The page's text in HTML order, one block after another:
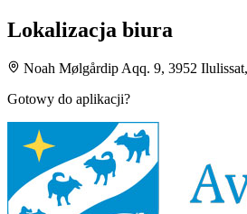
Lokalizacja biura
Noah Mølgårdip Aqq. 9, 3952
Gotowy do aplikacji?